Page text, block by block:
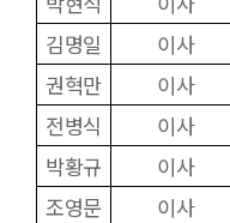
김명일
이사
권혁만
이사
전병식
이사
박황규
이사
조영문
이사